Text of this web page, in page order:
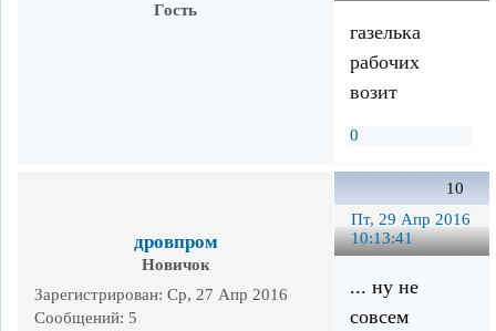
Гость
газелька
рабочих
возит
0
10
Пт, 29 Апр 2016
10:13:41
дровпром
Новичок
Зарегистрирован: Ср, 27 Апр 2016
Сообщений: 5
... ну не
совсем